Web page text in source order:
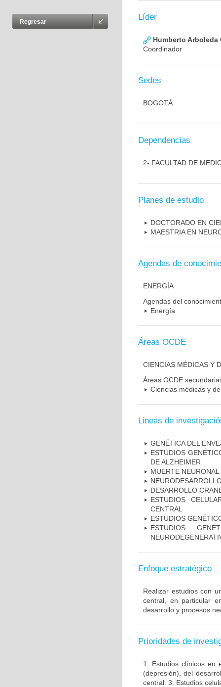
Regresar
Líder
Humberto Arboleda
Coordinador
Sedes
BOGOTÁ
Dependencias
2- FACULTAD DE
Planes de estudio
DOCTORADO EN
MAESTRIA EN
Agendas de
ENERGÍA
Agendas del
Energía
Áreas OCDE
CIENCIAS MÉDICAS Y
Áreas OCDE
Ciencias médicas y
Lineas de
GENÉTICA DEL
ESTUDIOS
DE ALZHEIMER
MUERTE
DESARROLLO
ESTUDIOS
CENTRAL
ESTUDIOS
ESTUDIOS
Enfoque estratégico
Realizar estudios con
central, en particular
desarrollo y procesos
Prioridades de
1. Estudios clínicos en
(depresión), del
central. 3. Estudios